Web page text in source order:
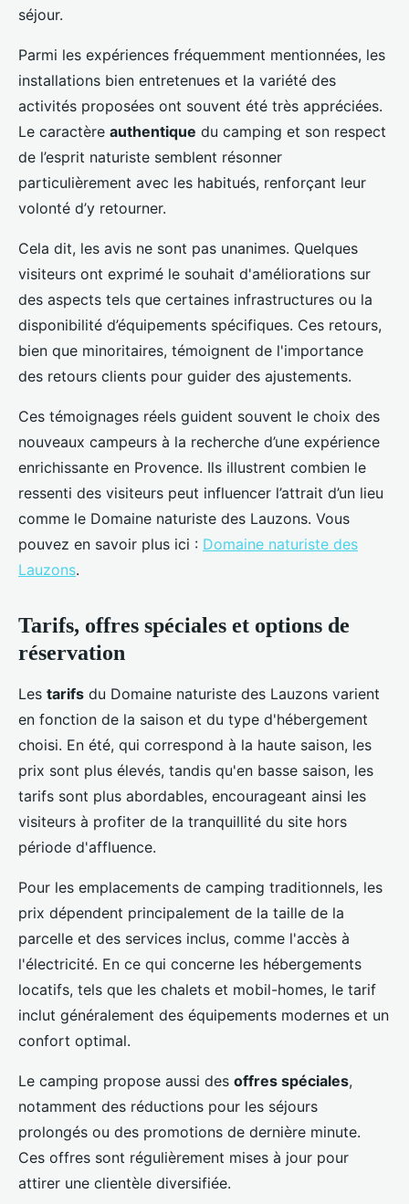
séjour.
Parmi les expériences fréquemment mentionnées, les
installations bien entretenues et la variété des
activités proposées ont souvent été très appréciées.
Le caractère authentique du camping et son respect
de l’esprit naturiste semblent résonner
particulièrement avec les habitués, renforçant leur
volonté d’y retourner.
Cela dit, les avis ne sont pas unanimes. Quelques
visiteurs ont exprimé le souhait d'améliorations sur
des aspects tels que certaines infrastructures ou la
disponibilité d’équipements spécifiques. Ces retours,
bien que minoritaires, témoignent de l'importance
des retours clients pour guider des ajustements.
Ces témoignages réels guident souvent le choix des
nouveaux campeurs à la recherche d’une expérience
enrichissante en Provence. Ils illustrent combien le
ressenti des visiteurs peut influencer l’attrait d’un lieu
comme le Domaine naturiste des Lauzons. Vous
pouvez en savoir plus ici : Domaine naturiste des
Lauzons.
Tarifs, offres spéciales et options de
réservation
Les tarifs du Domaine naturiste des Lauzons varient
en fonction de la saison et du type d'hébergement
choisi. En été, qui correspond à la haute saison, les
prix sont plus élevés, tandis qu'en basse saison, les
tarifs sont plus abordables, encourageant ainsi les
visiteurs à profiter de la tranquillité du site hors
période d'affluence.
Pour les emplacements de camping traditionnels, les
prix dépendent principalement de la taille de la
parcelle et des services inclus, comme l'accès à
l'électricité. En ce qui concerne les hébergements
locatifs, tels que les chalets et mobil-homes, le tarif
inclut généralement des équipements modernes et un
confort optimal.
Le camping propose aussi des offres spéciales,
notamment des réductions pour les séjours
prolongés ou des promotions de dernière minute.
Ces offres sont régulièrement mises à jour pour
attirer une clientèle diversifiée.